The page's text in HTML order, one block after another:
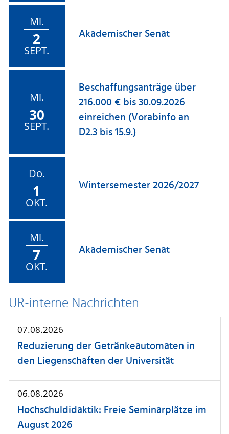
Mi.
2
SEPT.
Akademischer Senat
Mi.
30
SEPT.
Beschaffungsanträge über
216.000 € bis 30.09.2026
einreichen (Vorabinfo an
D2.3 bis 15.9.)
Do.
1
OKT.
Wintersemester 2026/2027
Mi.
7
OKT.
Akademischer Senat
UR-interne Nachrichten
07.08.2026
Reduzierung der Getränkeautomaten in
den Liegenschaften der Universität
06.08.2026
Hochschuldidaktik: Freie Seminarplätze im
August 2026